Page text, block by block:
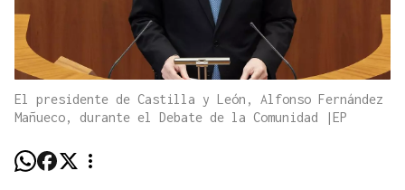
El presidente de Castilla y León, Alfonso Fernández
Mañueco, durante el Debate de la Comunidad |EP